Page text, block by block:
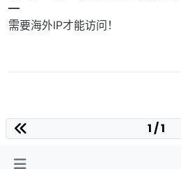
━
需要海外IP才能访问！
1 / 1